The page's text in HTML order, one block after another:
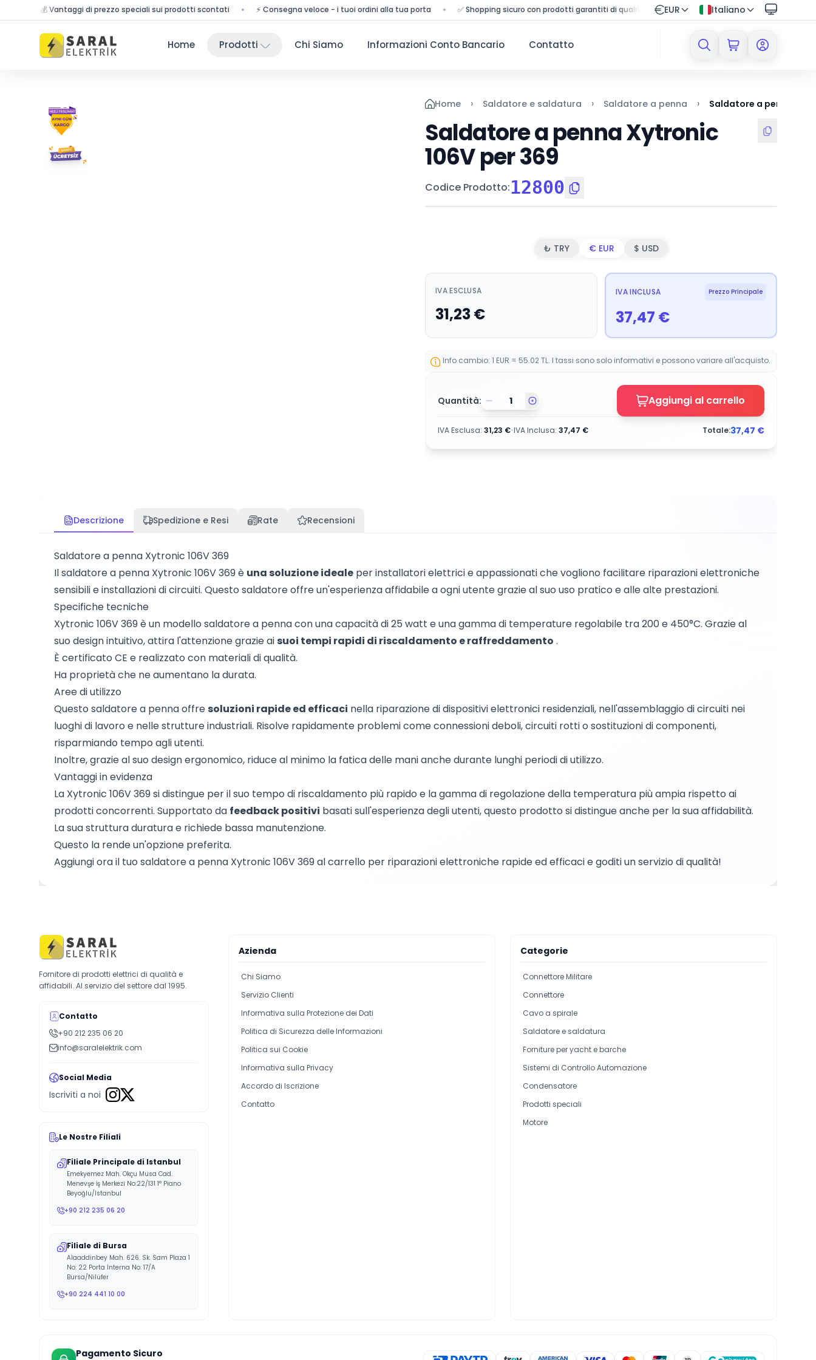
💰 Vantaggi di prezzo speciali sui prodotti scontati ⚡ Consegna veloce - i tuoi ordini alla tua porta ✅ Shopping sicuro con prodotti garantiti di qualità 🔒 Shopping protetto con sistema di
EUR Italiano
Home Prodotti Chi Siamo Informazioni Conto Bancario Contatto
Home › Saldatore e saldatura › Saldatore a penna › Saldatore a penna
Saldatore a penna Xytronic
106V per 369
Codice Prodotto:12800
₺ TRY € EUR $ USD
IVA ESCLUSA
31,23€
IVA INCLUSA Prezzo Principale
37,47 €
Info cambio: 1 EUR = 55.02 TL. I tassi sono solo informativi e possono variare all'acquisto.
Quantità: Aggiungi al carrello
IVA Esclusa: 31,23 €•IVA Inclusa: 37,47 € Totale:37,47 €
Descrizione Spedizione e Resi Rate Recensioni
Saldatore a penna Xytronic 106V 369
Il saldatore a penna Xytronic 106V 369 è una soluzione ideale per installatori elettrici e appassionati che vogliono facilitare riparazioni elettroniche
sensibili e installazioni di circuiti. Questo saldatore offre un'esperienza affidabile a ogni utente grazie al suo uso pratico e alle alte prestazioni.
Specifiche tecniche
Xytronic 106V 369 è un modello saldatore a penna con una capacità di 25 watt e una gamma di temperature regolabile tra 200 e 450°C. Grazie al
suo design intuitivo, attira l'attenzione grazie ai suoi tempi rapidi di riscaldamento e raffreddamento .
È certificato CE e realizzato con materiali di qualità.
Ha proprietà che ne aumentano la durata.
Aree di utilizzo
Questo saldatore a penna offre soluzioni rapide ed efficaci nella riparazione di dispositivi elettronici residenziali, nell'assemblaggio di circuiti nei
luoghi di lavoro e nelle strutture industriali. Risolve rapidamente problemi come connessioni deboli, circuiti rotti o sostituzioni di componenti,
risparmiando tempo agli utenti.
Inoltre, grazie al suo design ergonomico, riduce al minimo la fatica delle mani anche durante lunghi periodi di utilizzo.
Vantaggi in evidenza
La Xytronic 106V 369 si distingue per il suo tempo di riscaldamento più rapido e la gamma di regolazione della temperatura più ampia rispetto ai
prodotti concorrenti. Supportato da feedback positivi basati sull'esperienza degli utenti, questo prodotto si distingue anche per la sua affidabilità.
La sua struttura duratura e richiede bassa manutenzione.
Questo la rende un'opzione preferita.
Aggiungi ora il tuo saldatore a penna Xytronic 106V 369 al carrello per riparazioni elettroniche rapide ed efficaci e goditi un servizio di qualità!
Fornitore di prodotti elettrici di qualità e
affidabili. Al servizio del settore dal 1995.
Contatto
+90 212 235 06 20
info@saralelektrik.com
Social Media
Iscriviti a noi
Le Nostre Filiali
Filiale Principale di Istanbul
Emekyemez Mah. Okçu Musa Cad.
Menevşe İş Merkezi No:22/131 1° Piano
Beyoğlu/Istanbul
+90 212 235 06 20
Filiale di Bursa
Alaaddinbey Mah. 626. Sk. Sam Plaza 1
No: 22 Porta Interna No: 17/A
Bursa/Nilüfer
+90 224 441 10 00
Azienda
Chi Siamo
Servizio Clienti
Informativa sulla Protezione dei Dati
Politica di Sicurezza delle Informazioni
Politica sui Cookie
Informativa sulla Privacy
Accordo di Iscrizione
Contatto
Categorie
Connettore Militare
Connettore
Cavo a spirale
Saldatore e saldatura
Forniture per yacht e barche
Sistemi di Controllo Automazione
Condensatore
Prodotti speciali
Motore
Pagamento Sicuro